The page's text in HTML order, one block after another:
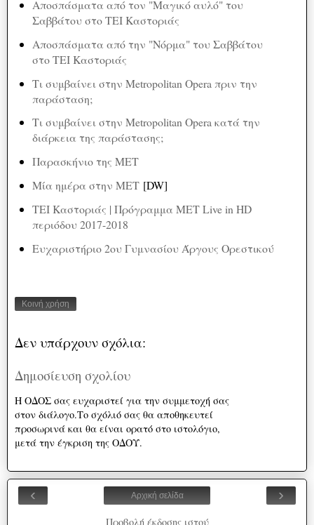
Αποσπάσματα από τον "Μαγικό αυλό" του
Σαββάτου στο ΤΕΙ Καστοριάς
Αποσπάσματα από την "Νόρμα" του Σαββάτου
στο ΤΕΙ Καστοριάς
Τι συμβαίνει στην Metropolitan Opera πριν την
παράσταση;
Τι συμβαίνει στην Metropolitan Opera κατά την
διάρκεια της παράστασης;
Παρασκήνιο της MET
Μία ημέρα στην ΜΕΤ[DW]
ΤΕΙ Καστοριάς | Πρόγραμμα ΜΕΤ Live in HD
περιόδου 2017-2018
Ευχαριστήριο 2ου Γυμνασίου Άργους Ορεστικού
Κοινή χρήση
Δεν υπάρχουν σχόλια:
Δημοσίευση σχολίου
Η ΟΔΟΣ σας ευχαριστεί για την συμμετοχή σας
στον διάλογο.Το σχόλιό σας θα αποθηκευτεί
προσωρινά και θα είναι ορατό στο ιστολόγιο,
μετά την έγκριση της ΟΔΟΥ.
‹ ›
Αρχική σελίδα
Προβολή έκδοσης ιστού